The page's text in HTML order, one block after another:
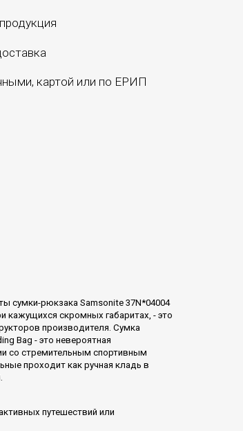
картой или по ЕРИП
сумки-рюкзака Samsonite 37N*04004
скромных габаритах, - это
производителя. Сумка
Bag - это невероятная
со стремительным спортивным
проходит как ручная кладь в
путешествий или